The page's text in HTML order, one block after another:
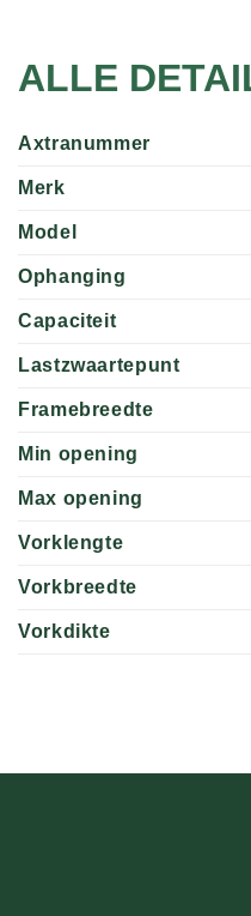
ALLE
Axtranummer
Merk
Model
Ophanging
Capaciteit
Lastzwaartepunt
Framebreedte
Min opening
Max opening
Vorklengte
Vorkbreedte
Vorkdikte